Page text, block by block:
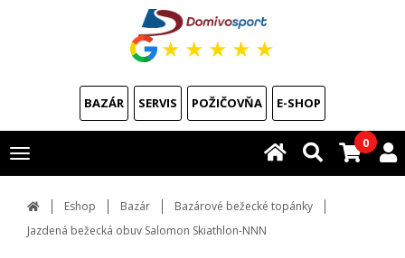
★ ★ ★ ★ ★
BAZÁR SERVIS POŽIČOVŇA E-SHOP
Toggle
navigation
0
Eshop Bazár
Bazárové bežecké topánky
Jazdená bežecká obuv Salomon Skiathlon-NNN